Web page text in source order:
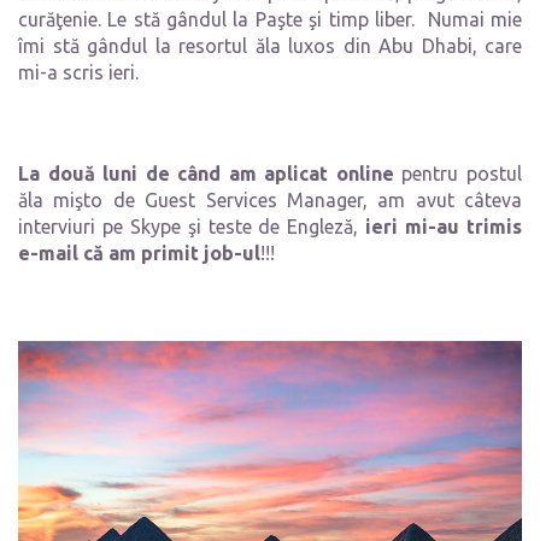
curăţenie. Le stă gândul la Paşte şi timp liber. Numai mie
îmi stă gândul la resortul ăla luxos din Abu Dhabi, care
mi-a scris ieri.
La două luni de când am aplicat online pentru postul
ăla mişto de Guest Services Manager, am avut câteva
interviuri pe Skype şi teste de Engleză, ieri mi-au trimis
e-mail că am primit job-ul!!!